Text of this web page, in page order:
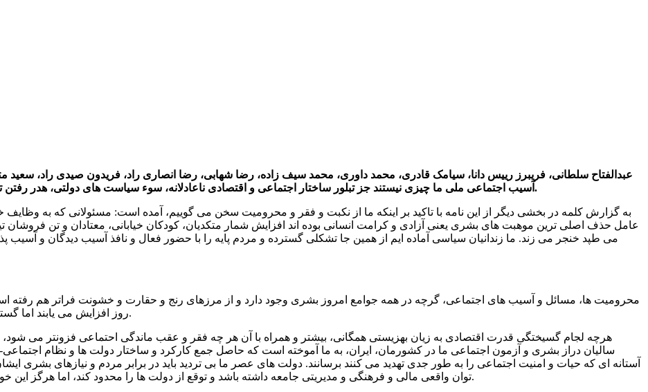
عبدالفتاح سلطانی، فریبرز ریيس دانا، سیامک قادری، محمد داوری، محمد سیف زاده، رضا شهابی، رضا انصاری راد، فریدون صیدی راد،
آسیب اجتماعی ملی ما چیزی نیستند جز تبلور ساختار اجتماعی و اقتصادی ناعادلانه، سوء سیاست های دولتی، هدر رفتن تاسف بار منابع و بی اعتنایی به جان و حیثت و سلامت انسان ها.
به گزارش کلمه در بخشی دیگر از این نامه با تاکید بر اینکه ما از نکبت و فقر و محرومیت سخن می گوییم، آمده است: مسئولانی که به وظایف
عامل حذف اصلی ترین موهبت های بشری یعنی آزادی و کرامت انسانی بوده اند افزایش شمار متکدیان، کودکان خیابانی، معتادان و تن فروشان
می طپد خنجر می زند. ما زندانیان سیاسی آماده ایم از همین جا تشکلی گسترده و مردم پایه را با حضور فعال و نافذ آسیب دیدگان و آسیب
محرومیت ها، مسائل و آسیب های اجتماعی، گرچه در همه جوامع امروز بشری وجود دارد و از مرزهای رنج و حقارت و خشونت فراتر هم رفته
روز افزایش می یابند اما گستردگی و عمق فاجعه آفرینی آن در جوامع مختلف متفاوت است.
هرچه لجام گسیختگی قدرت اقتصادی به زیان بهزیستی همگانی، بیشتر و همراه با آن هر چه فقر و عقب ماندگی احتماعی فزونتر می شود،
سالیان دراز بشری و آزمون اجتماعی ما در کشورمان، ایران، به ما آموخته است که حاصل جمع کارکرد و ساختار دولت ها و نظام
آستانه ای که حیات و امنیت اجتماعی را به طور جدی تهدید می کنند برسانند. دولت های عصر ما بی تردید باید در برابر مردم و نیازهای
توان واقعی مالی و فرهنگی و مدیریتی جامعه داشته باشد و توقع از دولت ها را محدود کند، اما هرگز این خواست انسانی را که دولت ها باید پاسخگو باشند را نقض نمی کند.